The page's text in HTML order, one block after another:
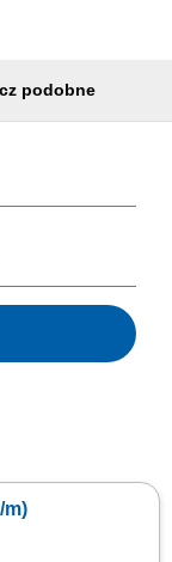
podobne
m)